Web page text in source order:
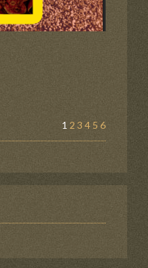
1 2 3 4 5 6